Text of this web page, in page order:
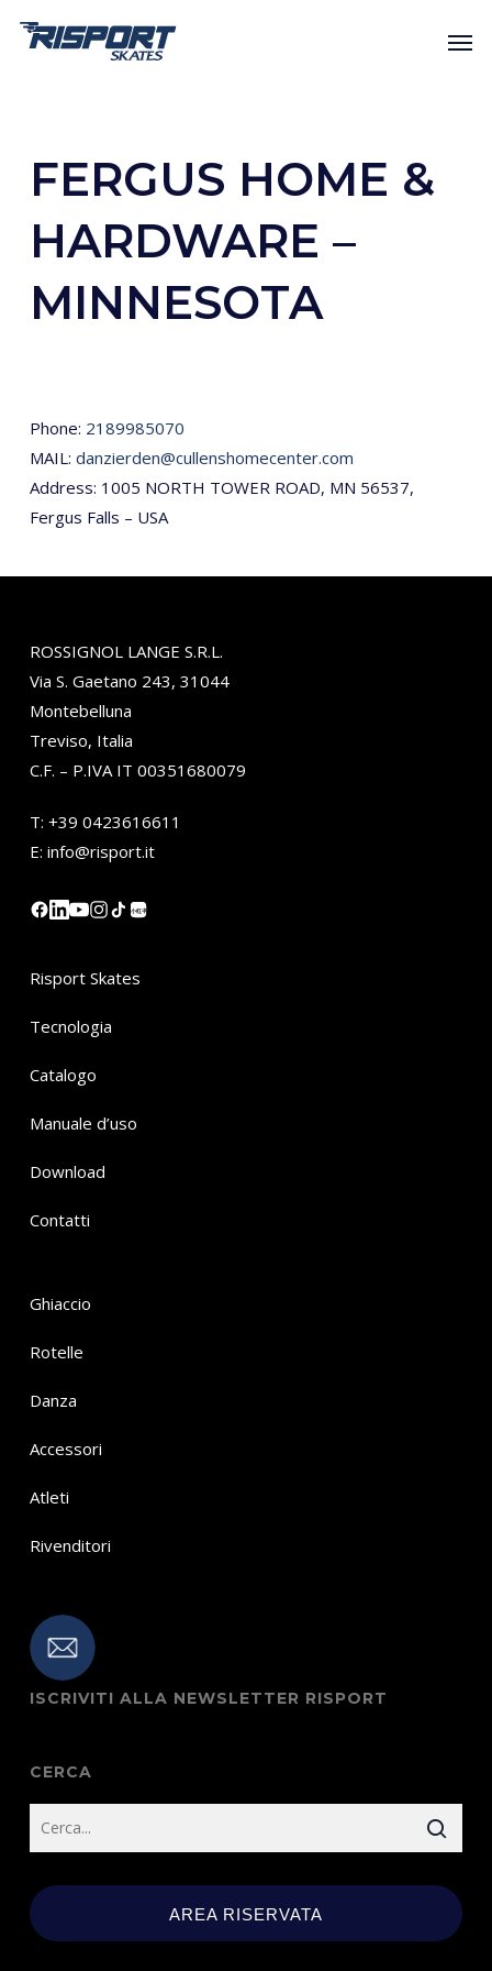
FERGUS HOME &
HARDWARE –
MINNESOTA
Phone: 2189985070
MAIL: danzierden@cullenshomecenter.com
Address: 1005 NORTH TOWER ROAD, MN 56537,
Fergus Falls – USA
ROSSIGNOL LANGE S.R.L.
Via S. Gaetano 243, 31044
Montebelluna
Treviso, Italia
C.F. – P.IVA IT 00351680079
T: +39 0423616611
E: info@risport.it
小红书
Risport Skates
Tecnologia
Catalogo
Manuale d’uso
Download
Contatti
Ghiaccio
Rotelle
Danza
Accessori
Atleti
Rivenditori
ISCRIVITI ALLA NEWSLETTER RISPORT
CERCA
AREA RISERVATA